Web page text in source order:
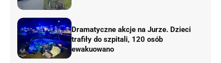
Dramatyczne akcje na Jurze. Dzieci
trafiły do szpitali, 120 osób
ewakuowano